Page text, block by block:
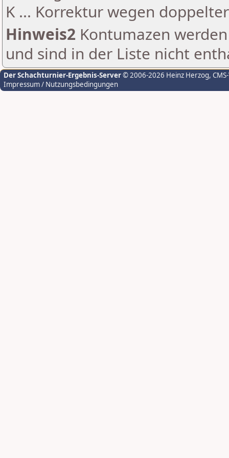
K ... Korrektur wegen
Hinweis2 Kontumazen
und sind in der Liste nicht
Der Schachturnier-Ergebnis-Server© 2006-2026 Heinz Herzog,
Impressum / Nutzungsbedingungen